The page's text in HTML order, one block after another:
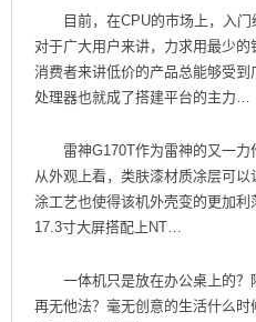
目前，在CPU的市场上，入门
对于广大用户来讲，力求用最少
消费者来讲低价的产品总能够受
处理器也就成了搭建平台的主力…
雷神G170T作为雷神的又一力
从外观上看，类肤漆材质凃层可
涂工艺也使得该机外壳变的更加利
17.3寸大屏搭配上NT…
一体机只是放在办公桌上的？
再无他法？毫无创意的生活什么